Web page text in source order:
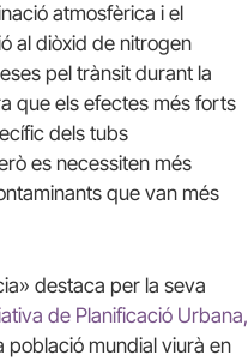
atmosfèrica i el
al diòxid de nitrogen
pel trànsit durant la
que els efectes més forts
dels tubs
es necessiten més
que van més
destaca per la seva
de Planificació Urbana,
població mundial viurà en